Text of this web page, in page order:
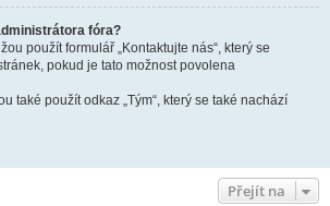
fóra?
použít formulář „Kontaktujte nás“, který se
pokud je tato možnost povolena
také použít odkaz „Tým“, který se také nachází
Přejít na